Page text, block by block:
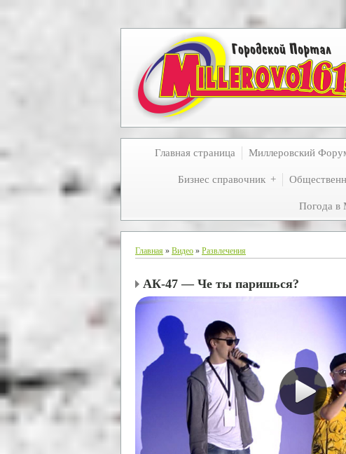
Главная страница Миллеровский
Бизнес справочник
Погода в
Главная » Видео » Развлечения
АК-47 — Че ты паришься?